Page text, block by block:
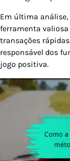
Em última análise,
ferramenta valiosa
transações
responsável dos
jogo positiva.